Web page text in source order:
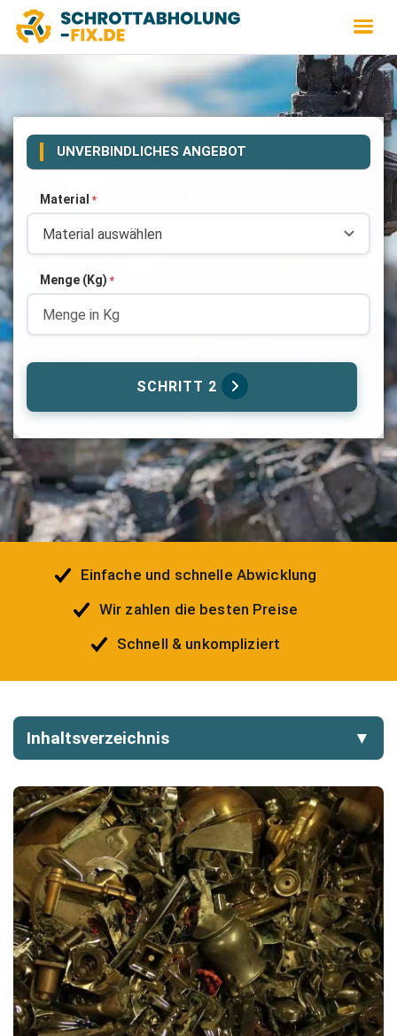
UNVERBINDLICHES ANGEBOT
Material *
Menge (Kg) *
SCHRITT 2
Einfache und schnelle Abwicklung
Wir zahlen die besten Preise
Schnell & unkompliziert
Inhaltsverzeichnis ▼